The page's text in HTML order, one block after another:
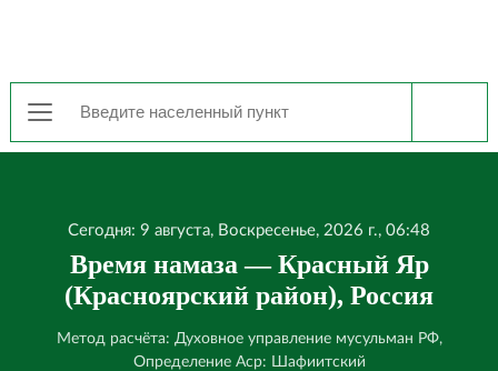
Сегодня: 9 августа, Воскресенье, 2026 г., 06:48
Время намаза — Красный Яр
(Красноярский район), Россия
Метод расчёта: Духовное управление мусульман РФ,
Определение Аср: Шафиитский